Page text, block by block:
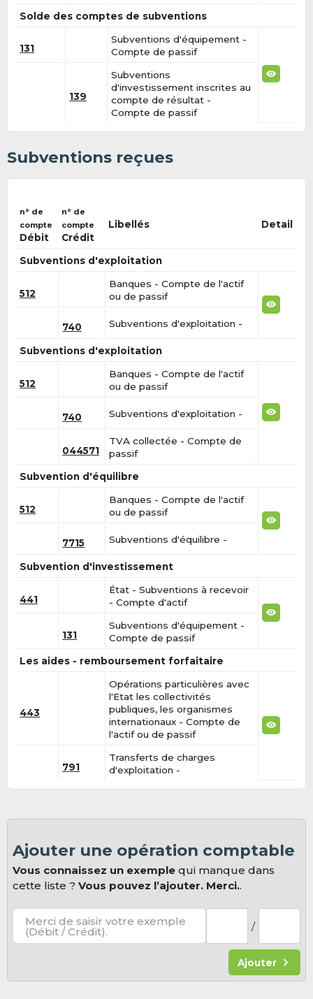
Solde des comptes de subventions
131
Subventions d'équipement -
Compte de passif
139
Subventions
d'investissement inscrites au
compte de résultat -
Compte de passif
Subventions reçues
n° de
compte
Débit
n° de
compte
Crédit
Libellés Detail
Subventions d'exploitation
512
Banques - Compte de l'actif
ou de passif
740 Subventions d'exploitation -
Subventions d'exploitation
512
Banques - Compte de l'actif
ou de passif
740 Subventions d'exploitation -
044571
TVA collectée - Compte de
passif
Subvention d'équilibre
512
Banques - Compte de l'actif
ou de passif
7715 Subventions d'équilibre -
Subvention d'investissement
441
État - Subventions à recevoir
- Compte d'actif
131
Subventions d'équipement -
Compte de passif
Les aides - remboursement forfaitaire
443
Opérations particulières avec
l'Etat les collectivités
publiques, les organismes
internationaux - Compte de
l'actif ou de passif
791
Transferts de charges
d'exploitation -
Ajouter une opération comptable
Vous connaissez un exemple qui manque dans
cette liste ?Vous pouvez l’ajouter. Merci..
Merci de saisir votre exemple
(Débit / Crédit). /
Ajouter